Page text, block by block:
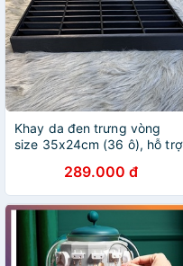
Khay da đen trưng vòng
size 35x24cm (36 ô), hỗ trợ
289.000 đ